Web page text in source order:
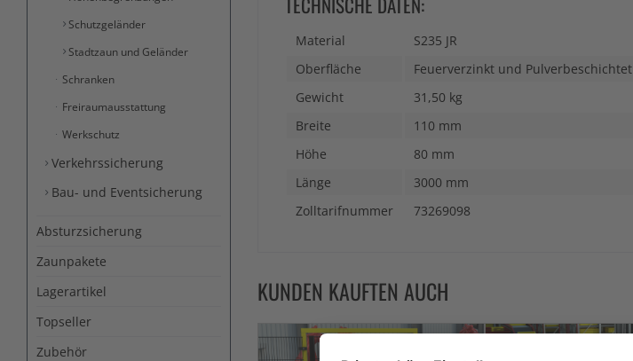
Schutzgeländer
Stadtzaun und Geländer
Schranken
Freiraumausstattung
Werkschutz
Verkehrssicherung
Bau- und Eventsicherung
Absturzsicherung
Zaunpakete
Lagerartikel
Topseller
Zubehör
Material
S235 JR
Oberfläche
Feuerverzinkt und Pulverbeschichtet
Gewicht
31,50 kg
Breite
110 mm
Höhe
80 mm
Länge
3000 mm
Zolltarifnummer
73269098
KUNDEN KAUFTEN AUCH